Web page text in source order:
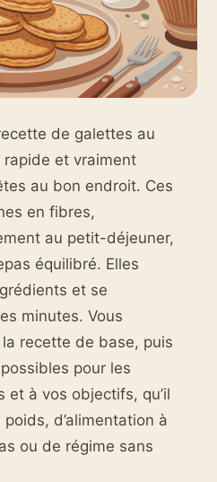
de galettes au
rapide et vraiment
au bon endroit. Ces
en fibres,
au petit-déjeuner,
équilibré. Elles
et se
minutes. Vous
recette de base, puis
pour les
et à vos objectifs, qu’il
d’alimentation à
ou de régime sans